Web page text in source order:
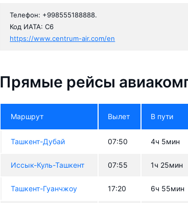
Телефон: +998555188888.
Код ИАТА: C6
https://www.centrum-air.com/en
Прямые рейсы
Маршрут Вылет В пути
Ташкент-Дубай 07:50 4ч 5мин
Иссык-Куль-Ташкент 07:55 1ч 25мин
Ташкент-Гуанчжоу 17:20 6ч 55мин